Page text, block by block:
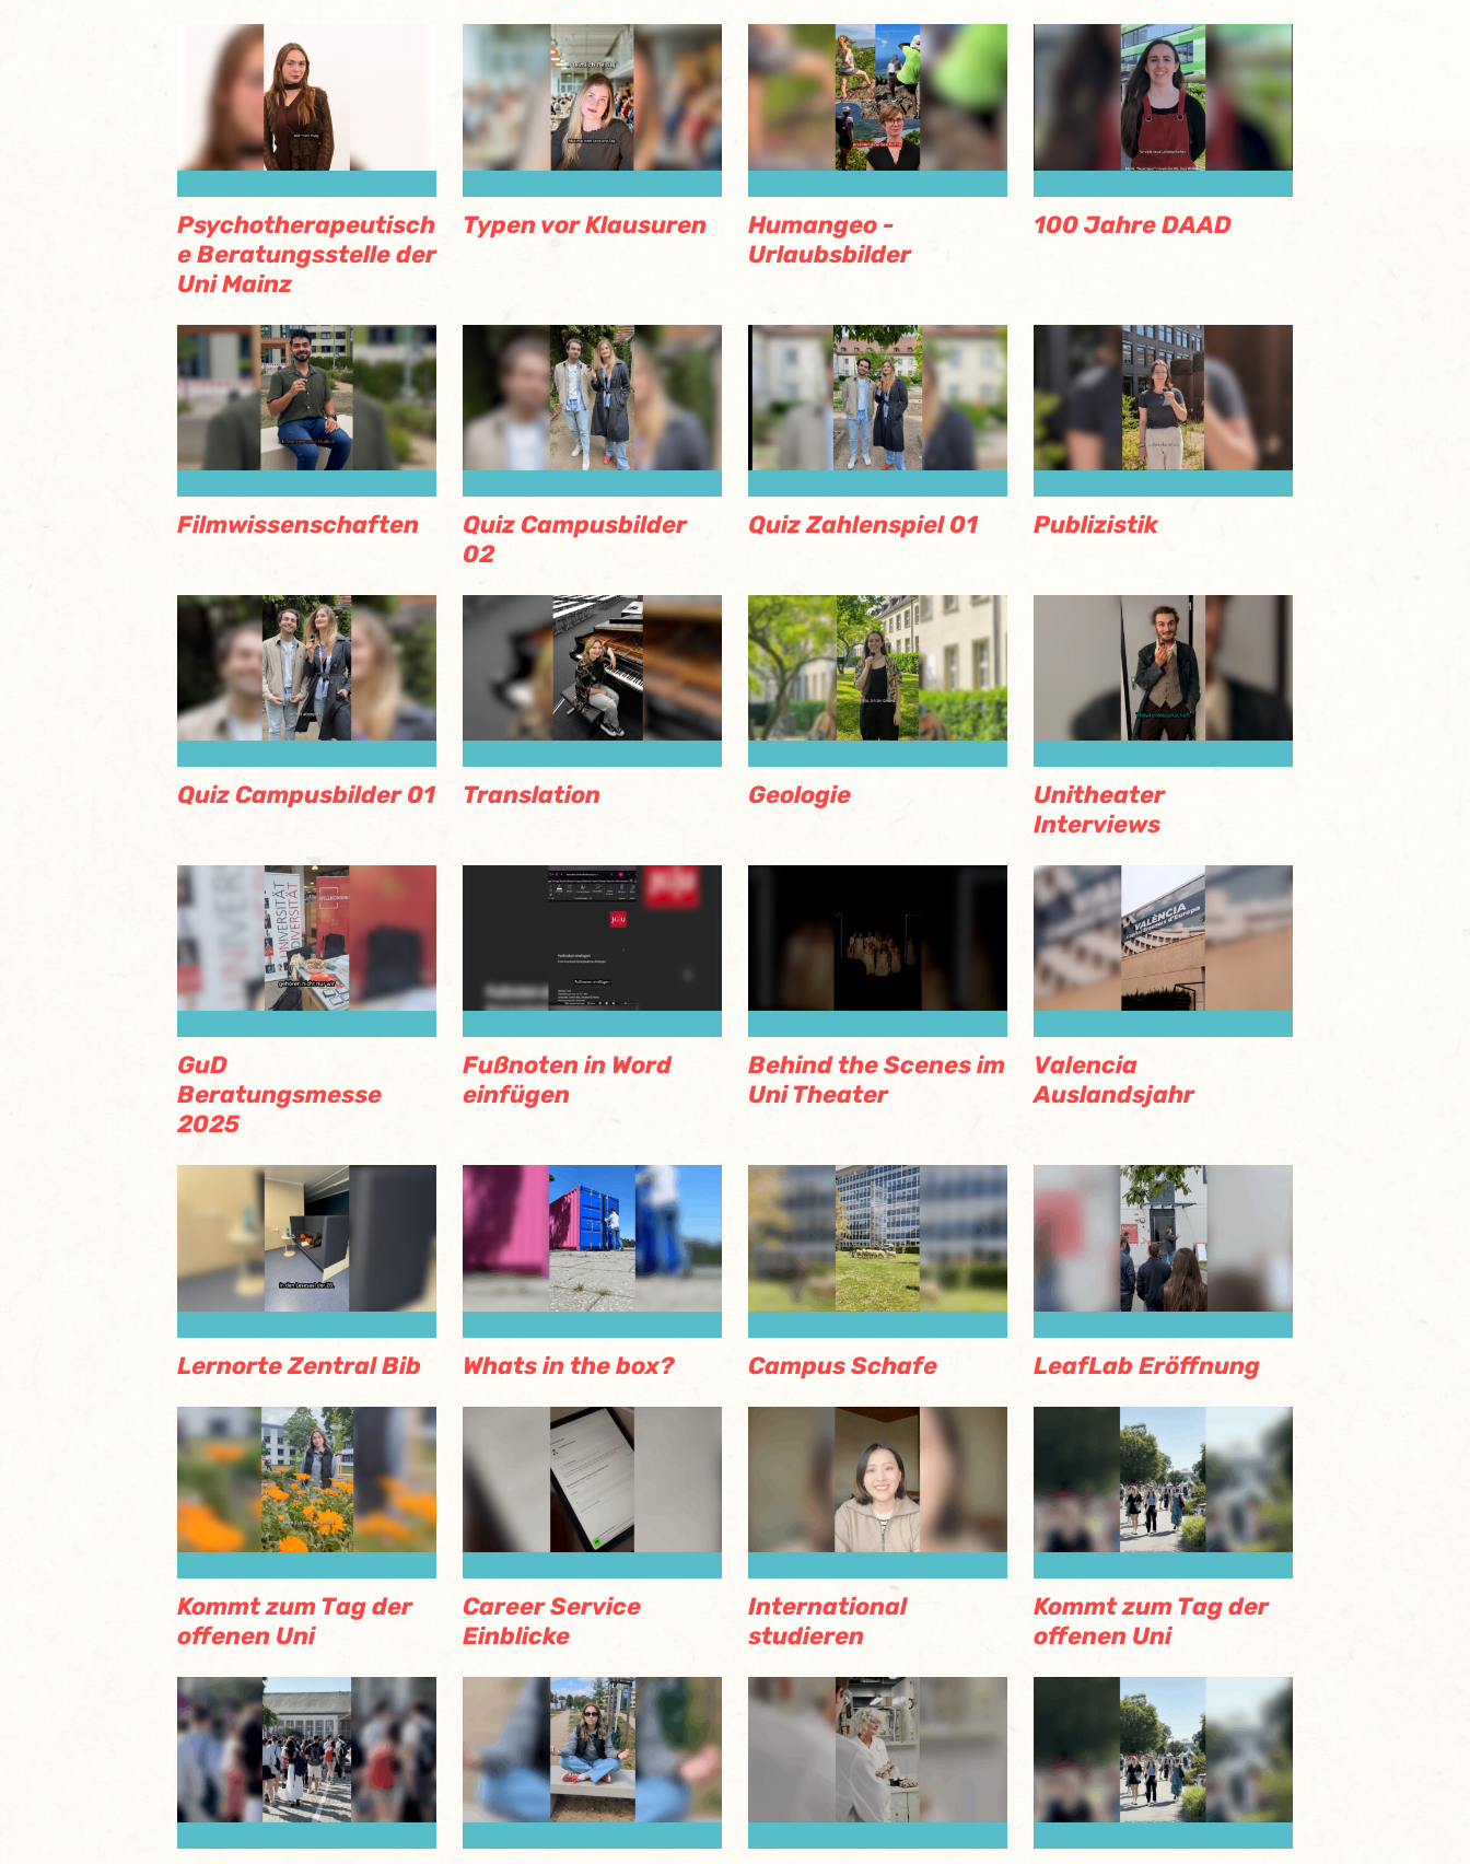
Psychotherapeutisch
e Beratungsstelle der
Uni Mainz
Typen vor Klausuren
Humangeo -
Urlaubsbilder
100 Jahre DAAD
Filmwissenschaften
Quiz Campusbilder
02
Quiz Zahlenspiel 01 Publizistik
Quiz Campusbilder 01 Translation Geologie
Unitheater
Interviews
GuD
Beratungsmesse
2025
Fußnoten in Word
einfügen
Behind the Scenes im
Uni Theater
Valencia
Auslandsjahr
Lernorte Zentral Bib Whats in the box? Campus Schafe LeafLab Eröffnung
Kommt zum Tag der
offenen Uni
Career Service
Einblicke
International
studieren
Kommt zum Tag der
offenen Uni